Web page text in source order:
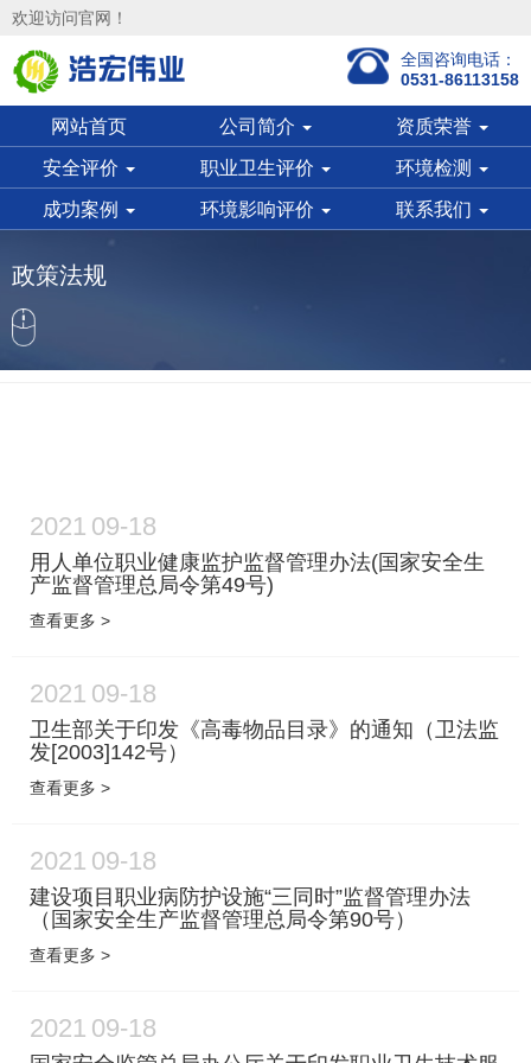
欢迎访问官网！
全国咨询电话：
0531-86113158
网站首页 公司简介 资质荣誉
安全评价 职业卫生评价 环境检测
成功案例 环境影响评价 联系我们
政策法规
2021 09-18
用人单位职业健康监护监督管理办法(国家安全生
产监督管理总局令第49号)
查看更多 >
2021 09-18
卫生部关于印发《高毒物品目录》的通知（卫法监
发[2003]142号）
查看更多 >
2021 09-18
建设项目职业病防护设施“三同时”监督管理办法
（国家安全生产监督管理总局令第90号）
查看更多 >
2021 09-18